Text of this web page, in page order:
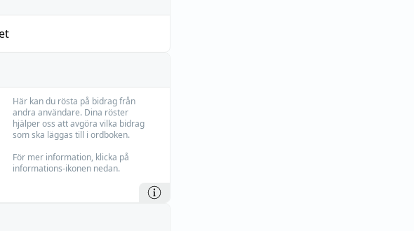
Här kan du rösta på bidrag från
andra användare. Dina röster
hjälper oss att avgöra vilka bidrag
som ska läggas till i ordboken.
För mer information, klicka på
informations-ikonen nedan.